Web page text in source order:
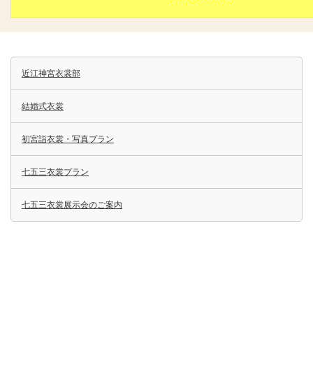
近江神宮衣裳部
結婚式衣裳
初宮詣衣裳・写真プラン
七五三衣裳プラン
七五三衣裳展示会のご案内